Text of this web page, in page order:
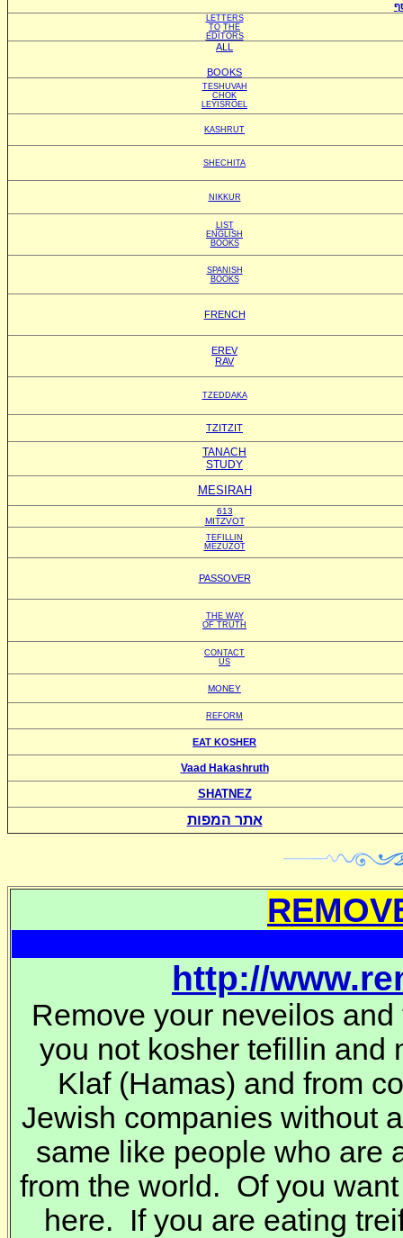
LETTERS
TO THE
EDITORS
ALL
BOOKS
TESHUVAH
CHOK
LEYISROEL
KASHRUT
SHECHITA
NIKKUR
LIST
ENGLISH
BOOKS
SPANISH
BOOKS
FRENCH
EREV
RAV
TZEDDAKA
TZITZIT
TANACH
STUDY
MESIRAH
613
MITZVOT
TEFILLIN
MEZUZOT
PASSOVER
THE WAY
OF TRUTH
CONTACT
US
MONEY
REFORM
EAT KOSHER
Vaad Hakashruth
SHATNEZ
אתר המפות
http://
Remove your neveilos
you not kosher tefillin and
Klaf (Hamas) and from
Jewish companies without
same like people who are
from the world. Of you
here. If you are eating